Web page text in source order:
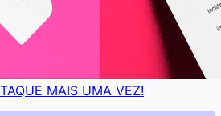
MAIS UMA VEZ!